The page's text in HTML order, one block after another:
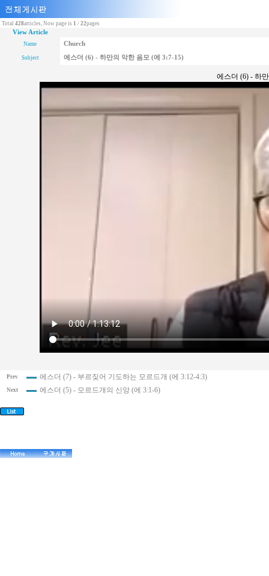
Total 428articles, Now page is 1 / 22pages
View Article
Name Church
Subject 에스더 (6) - 하만의 악한 음모 (에 3:7-15)
에스더 (6) - 하
Prev 에스더 (7) - 부르짖어 기도하는 모르드개 (에 3:12-4:3)
Next 에스더 (5) - 모르드개의 신앙 (에 3:1-6)